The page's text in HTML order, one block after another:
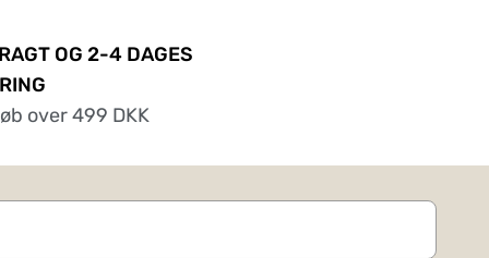
OG 2-4 DAGES
over 499 DKK